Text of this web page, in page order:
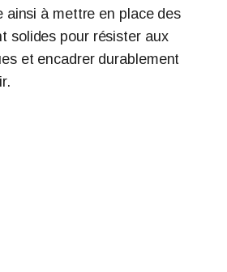
ainsi à mettre en place des
solides pour résister aux
et encadrer durablement